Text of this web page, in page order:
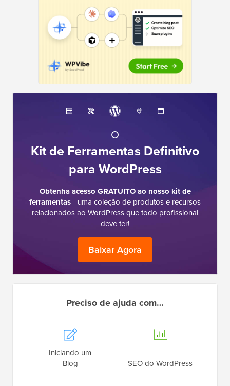
O
Kit de Ferramentas Definitivo
para WordPress
Obtenha acesso GRATUITO ao nosso kit de
ferramentas- uma coleção de produtos e recursos
relacionados ao WordPress que todo profissional
deve ter!
Baixar Agora
Preciso de ajuda com…
Iniciando um
Blog
SEO do WordPress